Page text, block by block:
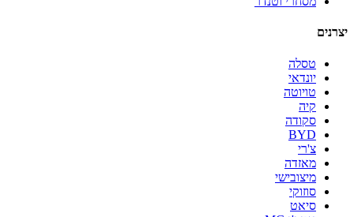
יצרנים
טסלה
יונדאי
טויוטה
קיה
סקודה
BYD
צ'רי
מאזדה
מיצובישי
סוזוקי
סיאט